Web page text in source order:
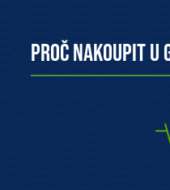
Proč nakoupit u